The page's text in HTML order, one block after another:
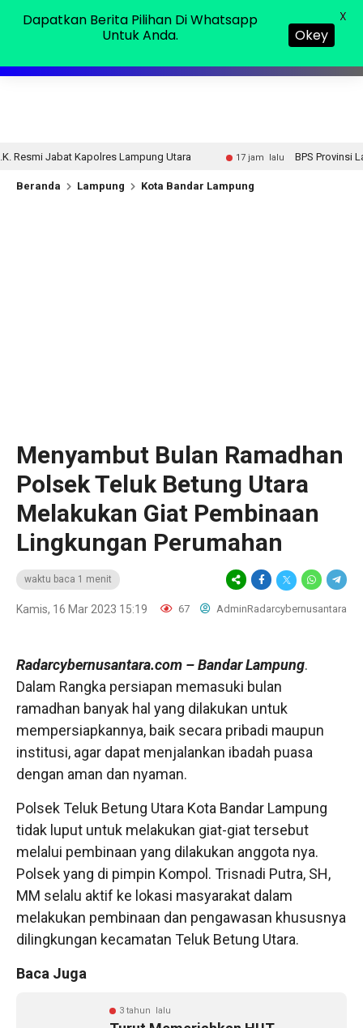
Lampung Utara 17 jam lalu BPS Provinsi Lampung Ungkap
Beranda Lampung Kota Bandar Lampung
Menyambut Bulan Ramadhan
Polsek Teluk Betung Utara
Melakukan Giat Pembinaan
Lingkungan Perumahan
waktu baca 1 menit
Kamis, 16 Mar 2023 15:19 67 AdminRadarcybernusantara
Radarcybernusantara.com – Bandar Lampung.
Dalam Rangka persiapan memasuki bulan
ramadhan banyak hal yang dilakukan untuk
mempersiapkannya, baik secara pribadi maupun
institusi, agar dapat menjalankan ibadah puasa
dengan aman dan nyaman.
Polsek Teluk Betung Utara Kota Bandar Lampung
tidak luput untuk melakukan giat-giat tersebut
melalui pembinaan yang dilakukan anggota nya.
Polsek yang di pimpin Kompol. Trisnadi Putra, SH,
MM selalu aktif ke lokasi masyarakat dalam
melakukan pembinaan dan pengawasan khususnya
dilingkungan kecamatan Teluk Betung Utara.
Baca Juga
3 tahun lalu
Dapatkan Berita Pilihan Di Whatsapp
Untuk Anda.
Okey
X